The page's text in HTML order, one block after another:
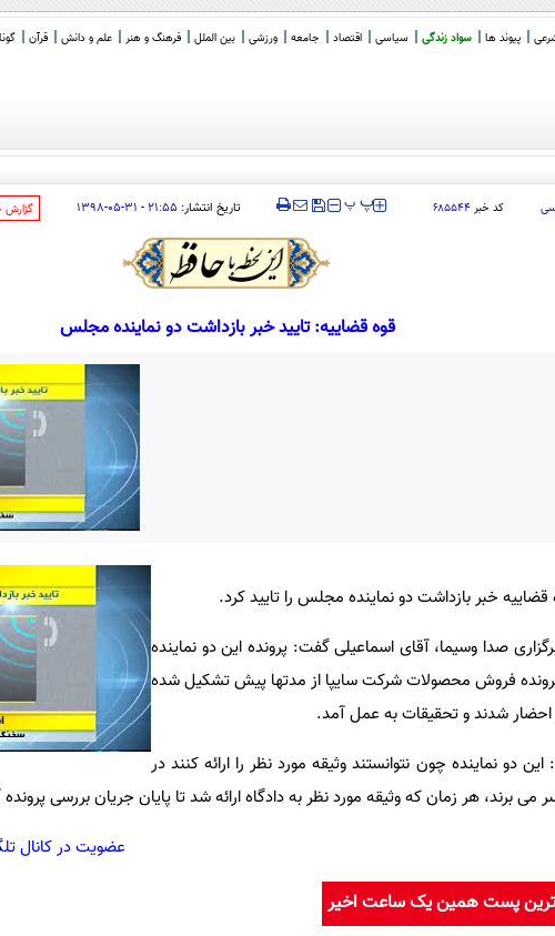
پیوند ها سواد زندگی سیاسی اقتصاد جامعه ورزشی بین الملل فرهنگ و هنر علم و دانش قرآن
تبادل
کد خبر۶۸۵۵۴۴ ‍‍‍ پ پ تاریخ انتشار: ۲۱:۵۵ - ۳۱-۰۵-۱۳۹۸ ‌گزارش
قوه قضاییه: تایید خبر بازداشت دو نماینده مجلس
خبر بازداشت دو نماینده مجلس را تایید کرد.
صدا وسیما، آقای اسماعیلی گفت: پرونده این دو نماینده
فروش محصولات شرکت سایپا از مدتها پيش تشکیل شده
احضار شدند و تحقیقات به عمل آمد.
این دو نماینده چون نتوانستند وثیقه مورد نظر را ارائه کنند در
می برند، هر زمان که وثیقه مورد نظر به دادگاه ارائه شد تا پایان جریان بررسی
عضویت در کانال
ترین پست همین یک ساعت اخیر